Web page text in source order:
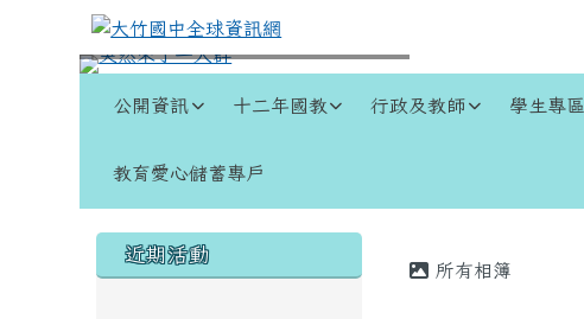
跳至主內容區
大竹國中全球資訊網
公開資訊 十二年國教 行政及教師 學生專區
教育愛心儲蓄專戶
左邊區域內容
近期活動 主內容區域
所有相簿
頁尾區域